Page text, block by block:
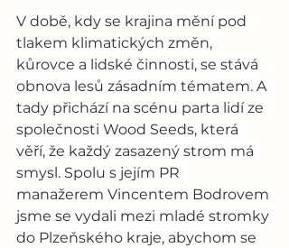
V době, kdy se krajina mění pod
tlakem klimatických změn,
kůrovce a lidské činnosti, se stává
obnova lesů zásadním tématem. A
tady přichází na scénu parta lidí ze
společnosti Wood Seeds, která
věří, že každý zasazený strom má
smysl. Spolu s jejím PR
manažerem Vincentem Bodrovem
jsme se vydali mezi mladé stromky
do Plzeňského kraje, abychom se